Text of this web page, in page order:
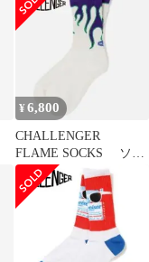
¥6,800
CHALLENGER
FLAME SOCKS ソッ
クス